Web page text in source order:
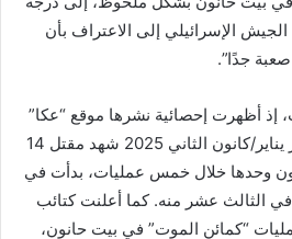
الإسرائيلي إلى الاعتراف بأن
جدًا”.
إذ أظهرت إحصائية نشرها موقع “عكا”
للشؤون الإسرائيلية أن شهر يناير/كانون الثاني 2025 شهد مقتل 14
وحدها خلال خمس عمليات، بدأت في
الثالث عشر منه. كما أعلنت كتائب
“كمائن الموت” في بيت حانون،